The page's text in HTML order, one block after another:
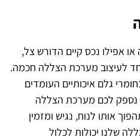
אפילו נכס קיים הדורש צל,
לעיצוב מערכת הצללה חכמה.
גלם איכותיים העומדים
נספק לכם מערכת הצללה
אותו לנוח, נגיש ומזמין
שלנו יכולות לכלול